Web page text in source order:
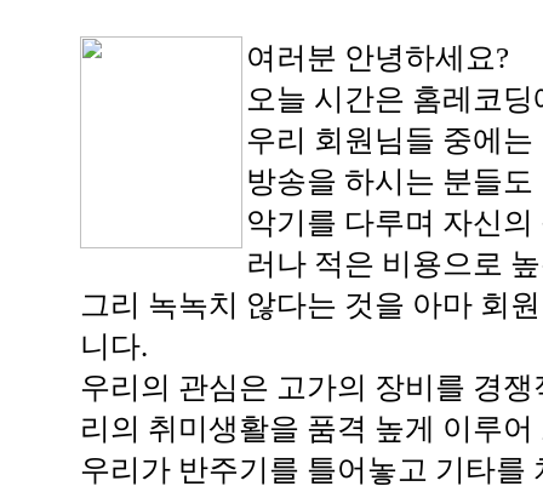
여러분 안녕하세요?
오늘 시간은 홈레코
우리 회원님들 중에
방송을 하시는 분들
악기를 다루며 자신
러나 적은 비용으로
그리 녹녹치 않다는 것을 아마 회
니다.
우리의 관심은 고가의 장비를 경
리의 취미생활을 품격 높게 이루
우리가 반주기를 틀어놓고 기타를